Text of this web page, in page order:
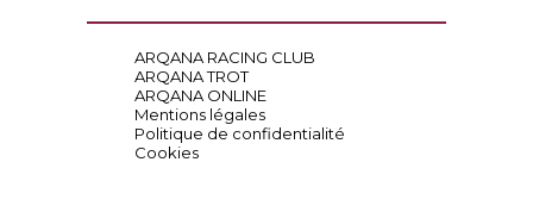
ARQANA RACING CLUB
ARQANA TROT
ARQANA ONLINE
Mentions légales
Politique de confidentialité
Cookies